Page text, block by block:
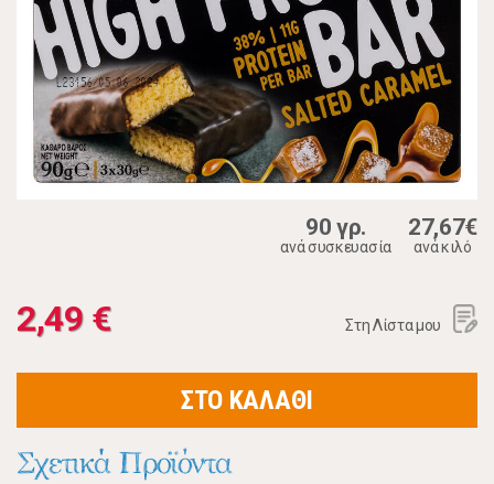
90 γρ.
ανά συσκευασία
27,67€
ανά κιλό
2,49 € Στη Λίστα μου
ΣΤΟ ΚΑΛΑΘΙ
Σχετικά Προϊόντα